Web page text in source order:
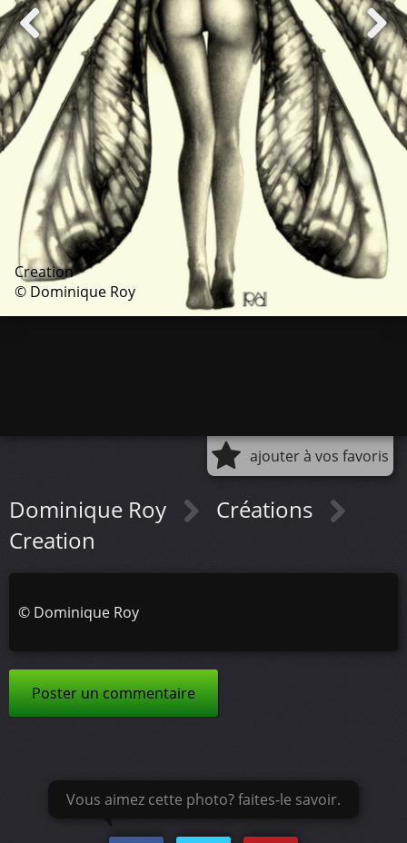
Creation
© Dominique Roy
ajouter à vos favoris
Dominique Roy
Créations
Creation
© Dominique Roy
Poster un commentaire
Vous aimez cette photo? faites-le savoir.